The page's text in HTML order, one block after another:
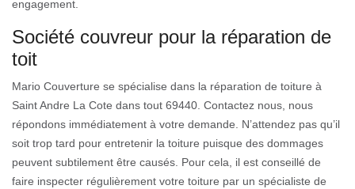
engagement.
Société couvreur pour la réparation de
toit
Mario Couverture se spécialise dans la réparation de toiture à
Saint Andre La Cote dans tout 69440. Contactez nous, nous
répondons immédiatement à votre demande. N’attendez pas qu’il
soit trop tard pour entretenir la toiture puisque des dommages
peuvent subtilement être causés. Pour cela, il est conseillé de
faire inspecter régulièrement votre toiture par un spécialiste de